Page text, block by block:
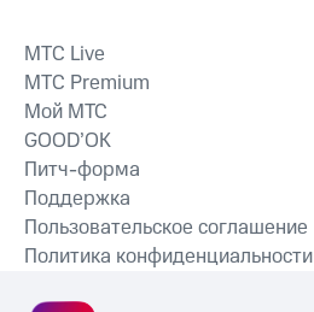
MTС Live
MTС Premium
Мой МТС
GOOD’OK
Питч-форма
Поддержка
Пользовательское соглашение
Политика конфиденциальности